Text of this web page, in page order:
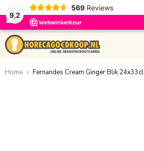
9,2
569 Reviews
Ga naar de inhoud
Home Fernandes Cream Ginger Blik 24x33cl